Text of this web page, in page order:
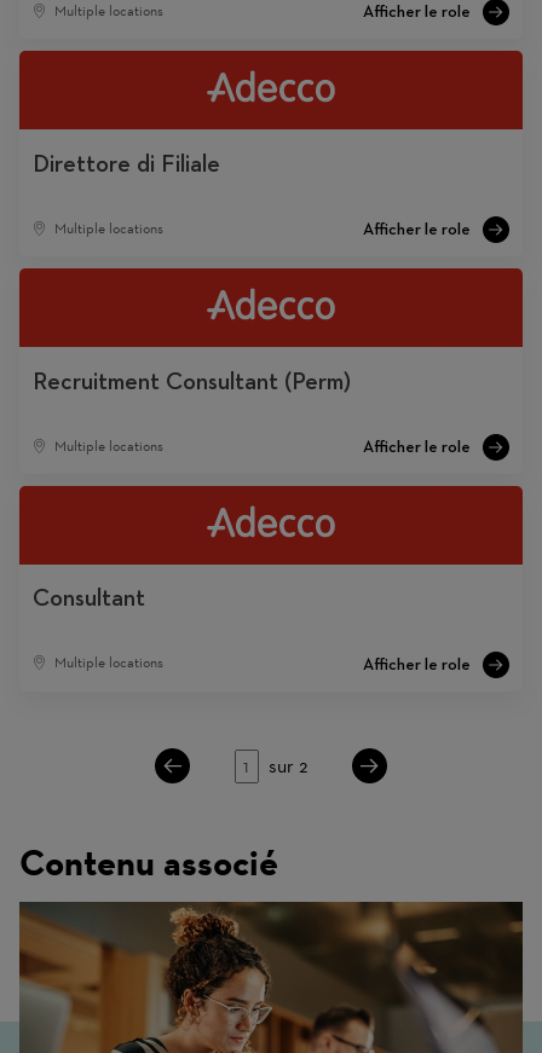
Multiple locations
Direttore di Filiale
Multiple locations
Recruitment Consultant (Perm)
Multiple locations
Consultant
Multiple locations
Pagesur 2
Contenu associé